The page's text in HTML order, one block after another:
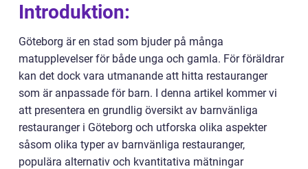
Introduktion:
Göteborg är en stad som bjuder på många
matupplevelser för både unga och gamla. För föräldrar
kan det dock vara utmanande att hitta restauranger
som är anpassade för barn. I denna artikel kommer vi
att presentera en grundlig översikt av barnvänliga
restauranger i Göteborg och utforska olika aspekter
såsom olika typer av barnvänliga restauranger,
populära alternativ och kvantitativa mätningar